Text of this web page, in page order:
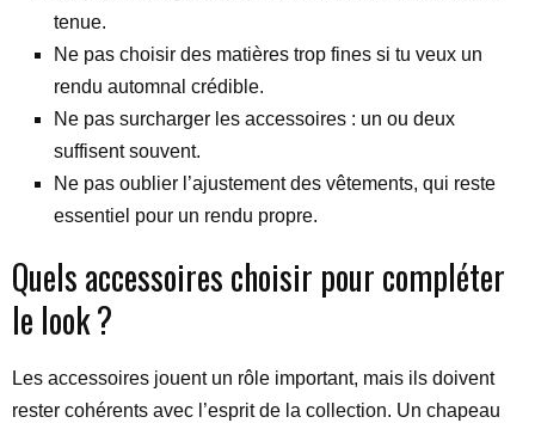
tenue.
Ne pas choisir des matières trop fines si tu veux un
rendu automnal crédible.
Ne pas surcharger les accessoires : un ou deux
suffisent souvent.
Ne pas oublier l’ajustement des vêtements, qui reste
essentiel pour un rendu propre.
Quels accessoires choisir pour compléter
le look ?
Les accessoires jouent un rôle important, mais ils doivent
rester cohérents avec l’esprit de la collection. Un chapeau